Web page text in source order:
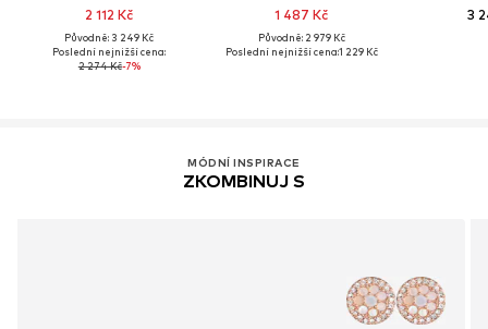
2 112 Kč
Původně: 3 249 Kč
Poslední nejnižší cena:
2 274 Kč-7%
1 487 Kč
Původně: 2 979 Kč
Poslední nejnižší cena:1 229 Kč
3
MÓDNÍ INSPIRACE
ZKOMBINUJ S